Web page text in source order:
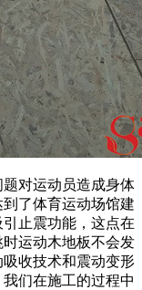
对运动员造成身体
到了体育运动场馆建
止震功能，这点在
运动木地板不会发
收技术和震动变形
们在施工的过程中